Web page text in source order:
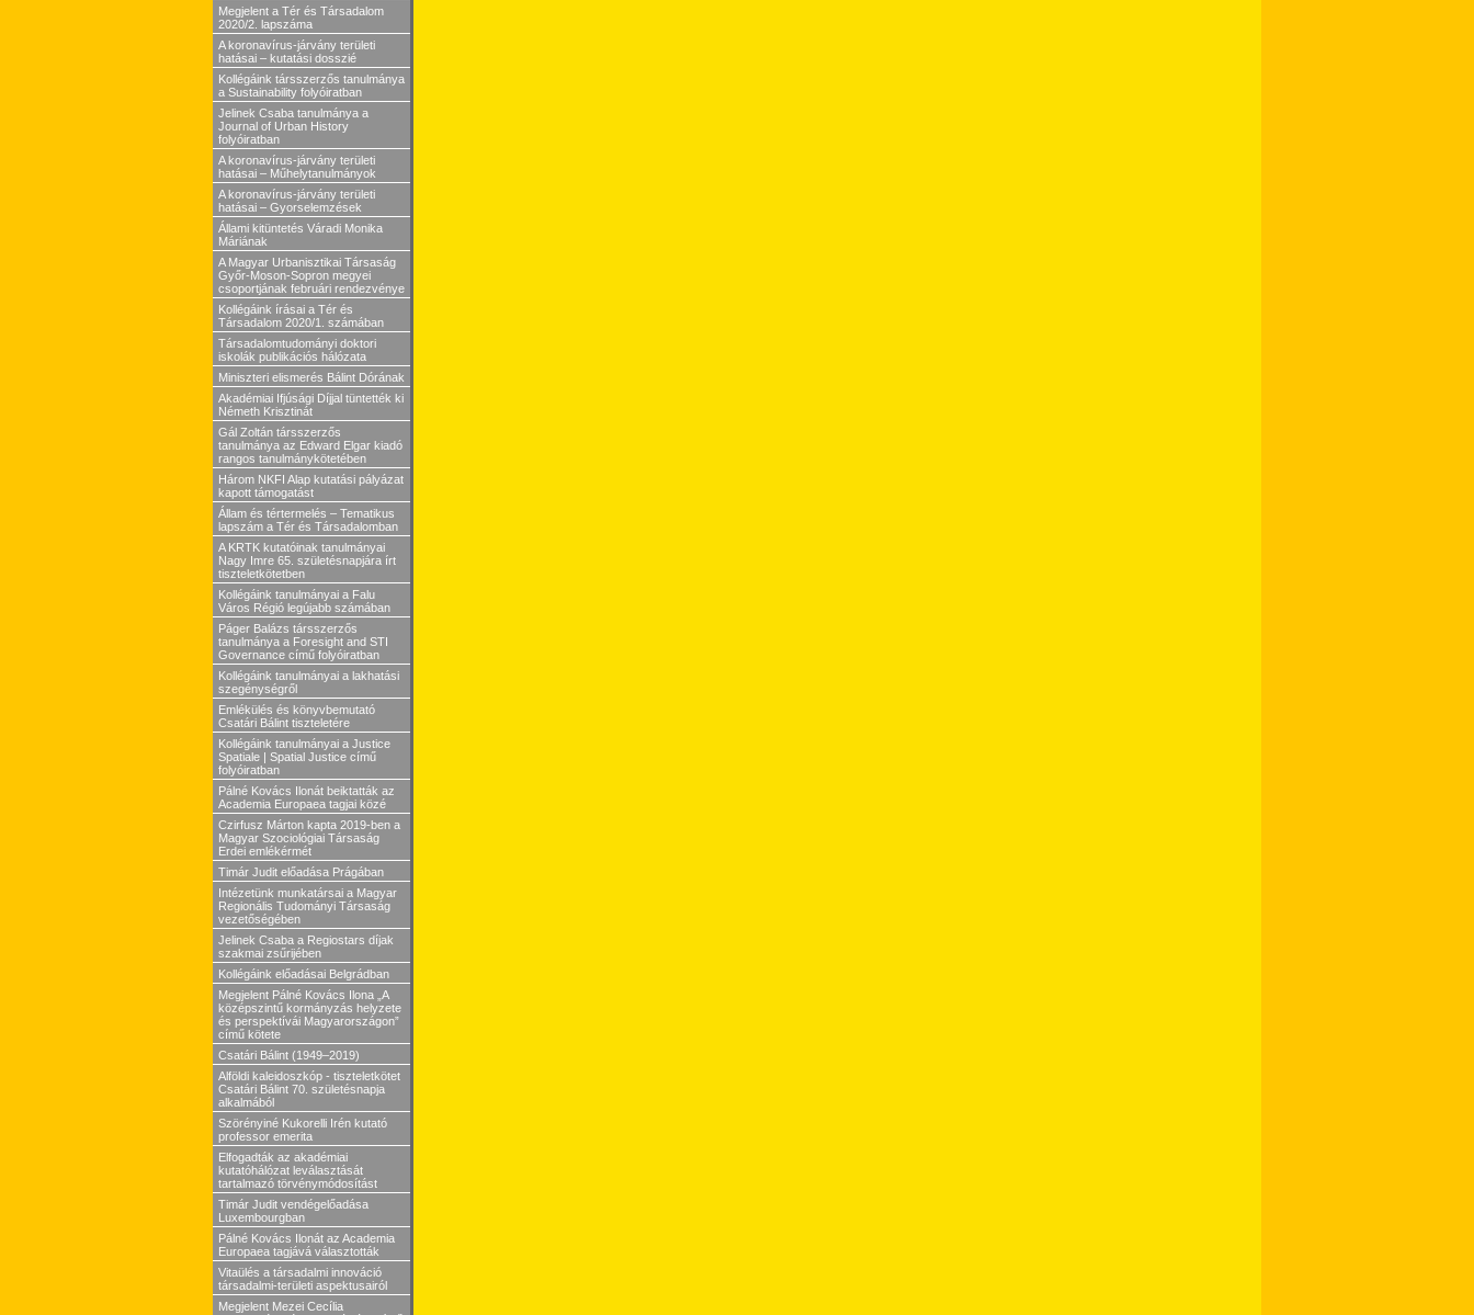
Megjelent a Tér és Társadalom
2020/2. lapszáma
A koronavírus-járvány területi
hatásai – kutatási dosszié
Kollégáink társszerzős tanulmánya
a Sustainability folyóiratban
Jelinek Csaba tanulmánya a
Journal of Urban History
folyóiratban
A koronavírus-járvány területi
hatásai – Műhelytanulmányok
A koronavírus-járvány területi
hatásai – Gyorselemzések
Állami kitüntetés Váradi Monika
Máriának
A Magyar Urbanisztikai Társaság
Győr-Moson-Sopron megyei
csoportjának februári rendezvénye
Kollégáink írásai a Tér és
Társadalom 2020/1. számában
Társadalomtudományi doktori
iskolák publikációs hálózata
Miniszteri elismerés Bálint Dórának
Akadémiai Ifjúsági Díjjal tüntették ki
Németh Krisztinát
Gál Zoltán társszerzős
tanulmánya az Edward Elgar kiadó
rangos tanulmánykötetében
Három NKFI Alap kutatási pályázat
kapott támogatást
Állam és tértermelés – Tematikus
lapszám a Tér és Társadalomban
A KRTK kutatóinak tanulmányai
Nagy Imre 65. születésnapjára írt
tiszteletkötetben
Kollégáink tanulmányai a Falu
Város Régió legújabb számában
Páger Balázs társszerzős
tanulmánya a Foresight and STI
Governance című folyóiratban
Kollégáink tanulmányai a lakhatási
szegénységről
Emlékülés és könyvbemutató
Csatári Bálint tiszteletére
Kollégáink tanulmányai a Justice
Spatiale | Spatial Justice című
folyóiratban
Pálné Kovács Ilonát beiktatták az
Academia Europaea tagjai közé
Czirfusz Márton kapta 2019-ben a
Magyar Szociológiai Társaság
Erdei emlékérmét
Timár Judit előadása Prágában
Intézetünk munkatársai a Magyar
Regionális Tudományi Társaság
vezetőségében
Jelinek Csaba a Regiostars díjak
szakmai zsűrijében
Kollégáink előadásai Belgrádban
Megjelent Pálné Kovács Ilona „A
középszintű kormányzás helyzete
és perspektívái Magyarországon”
című kötete
Csatári Bálint (1949–2019)
Alföldi kaleidoszkóp - tiszteletkötet
Csatári Bálint 70. születésnapja
alkalmából
Szörényiné Kukorelli Irén kutató
professor emerita
Elfogadták az akadémiai
kutatóhálózat leválasztását
tartalmazó törvénymódosítást
Timár Judit vendégelőadása
Luxembourgban
Pálné Kovács Ilonát az Academia
Europaea tagjává választották
Vitaülés a társadalmi innováció
társadalmi-területi aspektusairól
Megjelent Mezei Cecília